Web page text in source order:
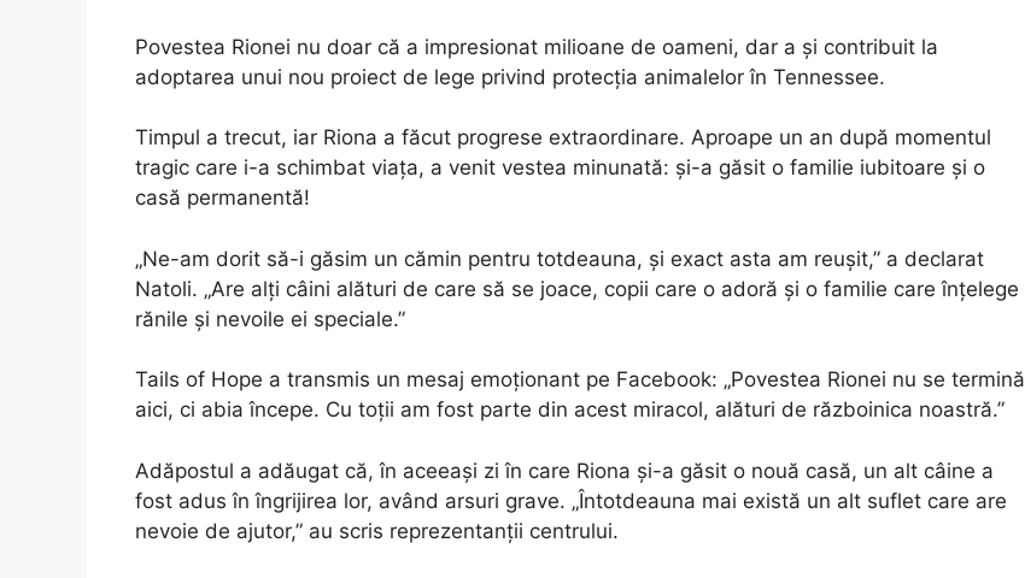
Povestea Rionei nu doar că a impresionat milioane de oameni, dar a și contribuit la
adoptarea unui nou proiect de lege privind protecția animalelor în Tennessee.
Timpul a trecut, iar Riona a făcut progrese extraordinare. Aproape un an după momentul
tragic care i-a schimbat viața, a venit vestea minunată: și-a găsit o familie iubitoare și o
casă permanentă!
„Ne-am dorit să-i găsim un cămin pentru totdeauna, și exact asta am reușit,” a declarat
Natoli. „Are alți câini alături de care să se joace, copii care o adoră și o familie care înțelege
rănile și nevoile ei speciale.”
Tails of Hope a transmis un mesaj emoționant pe Facebook: „Povestea Rionei nu se termină
aici, ci abia începe. Cu toții am fost parte din acest miracol, alături de războinica noastră.”
Adăpostul a adăugat că, în aceeași zi în care Riona și-a găsit o nouă casă, un alt câine a
fost adus în îngrijirea lor, având arsuri grave. „Întotdeauna mai există un alt suflet care are
nevoie de ajutor,” au scris reprezentanții centrului.